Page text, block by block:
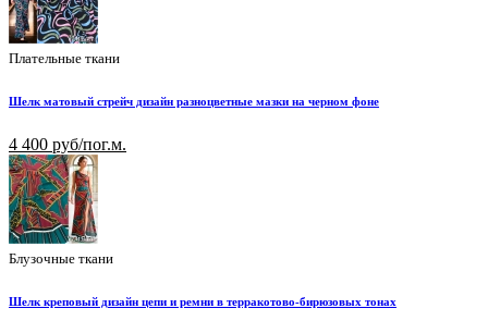
Плательные ткани
Шелк матовый стрейч дизайн разноцветные мазки на черном фоне
4 400 руб/пог.м.
Блузочные ткани
Шелк креповый дизайн цепи и ремни в терракотово-бирюзовых тонах